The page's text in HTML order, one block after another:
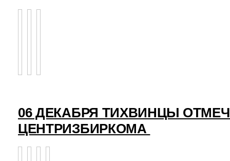
06 ДЕКАБРЯ ТИХВИНЦЫ
ЦЕНТРИЗБИРКОМА